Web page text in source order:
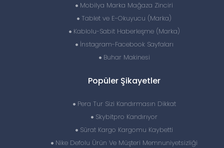
Mobilya Marka Mağaza Zinciri
Tablet ve E-Okuyucu (Marka)
Kablolu-Sabit Haberleşme (Marka)
İnstagram-Facebook Sayfaları
Buhar Makinesi
Popüler Şikayetler
Pera Tur Sizi Kandırmasın Dikkat
Skybitpro Kandırıyor
Sürat Kargo Kargomu Kaybetti
Nike Defolu Ürün Ve Müşteri Memnuniyetsizliği